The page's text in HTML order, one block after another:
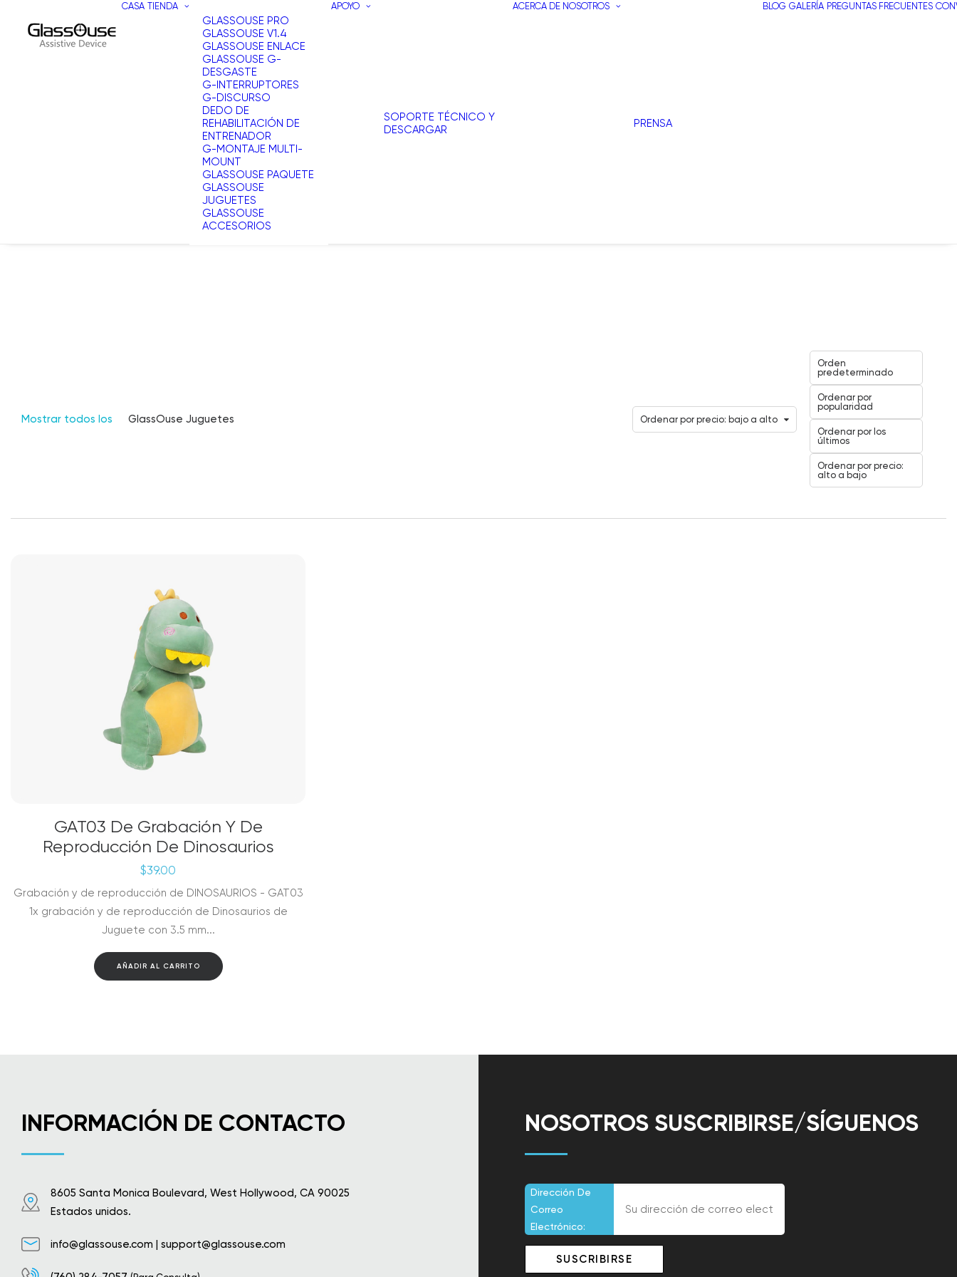
CASA TIENDA
GLASSOUSE PRO
GLASSOUSE V1.4
GLASSOUSE ENLACE
GLASSOUSE G-
DESGASTE
G-INTERRUPTORES
G-DISCURSO
DEDO DE
REHABILITACIÓN DE
ENTRENADOR
G-MONTAJE MULTI-
MOUNT
GLASSOUSE PAQUETE
GLASSOUSE
JUGUETES
GLASSOUSE
ACCESORIOS
APOYO
SOPORTE TÉCNICO Y
DESCARGAR
ACERCA DE NOSOTROS
PRENSA
BLOG GALERÍA PREGUNTAS FRECUENTES
Mostrar todos los GlassOuse Juguetes Ordenar por precio: bajo a alto
Orden
predeterminado
Ordenar por
popularidad
Ordenar por los
últimos
Ordenar por precio:
alto a bajo
GAT03 De Grabación Y De
Reproducción De Dinosaurios
$39.00
Grabación y de reproducción de DINOSAURIOS - GAT03
1x grabación y de reproducción de Dinosaurios de
Juguete con 3.5 mm...
AÑADIR AL CARRITO
INFORMACIÓN DE CONTACTO
8605 Santa Monica Boulevard, West Hollywood, CA 90025
Estados unidos.
info@glassouse.com | support@glassouse.com
NOSOTROS SUSCRIBIRSE/SÍGUENOS
Dirección De
Correo
Electrónico: